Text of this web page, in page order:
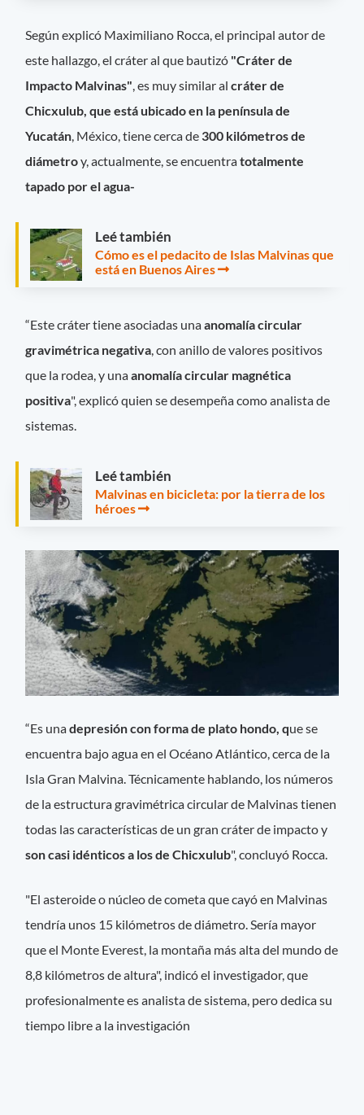
Según explicó Maximiliano Rocca, el principal autor de
este hallazgo, el cráter al que bautizó "Cráter de
Impacto Malvinas", es muy similar alcráter de
Chicxulub, que está ubicado en la península de
Yucatán, México, tiene cerca de 300 kilómetros de
diámetroy, actualmente, se encuentratotalmente
tapado por el agua-
Leé también
Cómo es el pedacito de Islas Malvinas que
está en Buenos Aires
“Este cráter tiene asociadas unaanomalía circular
gravimétrica negativa , con anillo de valores positivos
que la rodea, y unaanomalía circular magnética
positiva", explicó quien se desempeña como analista de
sistemas.
Leé también
Malvinas en bicicleta: por la tierra de los
héroes
“Es unadepresión con forma de plato hondo, que se
encuentra bajo agua en el Océano Atlántico, cerca de la
Isla Gran Malvina. Técnicamente hablando, los números
de la estructura gravimétrica circular de Malvinas tienen
todas las características de un gran cráter de impacto y
son casi idénticos a los de Chicxulub", concluyó Rocca.
"El asteroide o núcleo de cometa que cayó en Malvinas
tendría unos 15 kilómetros de diámetro. Sería mayor
que el Monte Everest, la montaña más alta del mundo de
8,8 kilómetros de altura", indicó el investigador, que
profesionalmente es analista de sistema, pero dedica su
tiempo libre a la investigación